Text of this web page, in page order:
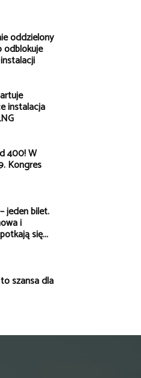
oddzielony
odblokuje
instalacja
400! W
Kongres
jeden bilet.
i
się...
szansa dla